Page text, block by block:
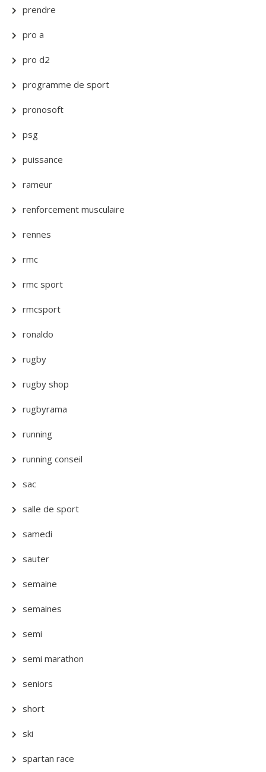
prendre
pro a
pro d2
programme de sport
pronosoft
psg
puissance
rameur
renforcement musculaire
rennes
rmc
rmc sport
rmcsport
ronaldo
rugby
rugby shop
rugbyrama
running
running conseil
sac
salle de sport
samedi
sauter
semaine
semaines
semi
semi marathon
seniors
short
ski
spartan race